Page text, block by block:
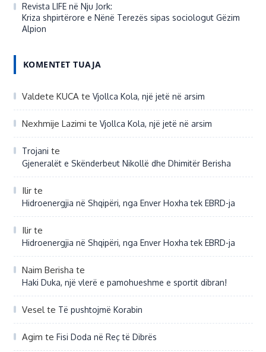
Revista LIFE në Nju Jork:
Kriza shpirtërore e Nënë Terezës sipas sociologut Gëzim
Alpion
KOMENTET TUAJA
Valdete KUCAte Vjollca Kola, një jetë në arsim
Nexhmije Lazimi te Vjollca Kola, një jetë në arsim
Trojani te
Gjeneralët e Skënderbeut Nikollë dhe Dhimitër Berisha
Ilirte
Hidroenergjia në Shqipëri, nga Enver Hoxha tek EBRD-ja
Ilirte
Hidroenergjia në Shqipëri, nga Enver Hoxha tek EBRD-ja
Naim Berisha te
Haki Duka, një vlerë e pamohueshme e sportit dibran!
Veselte Të pushtojmë Korabin
Agim te Fisi Doda në Reç të Dibrës